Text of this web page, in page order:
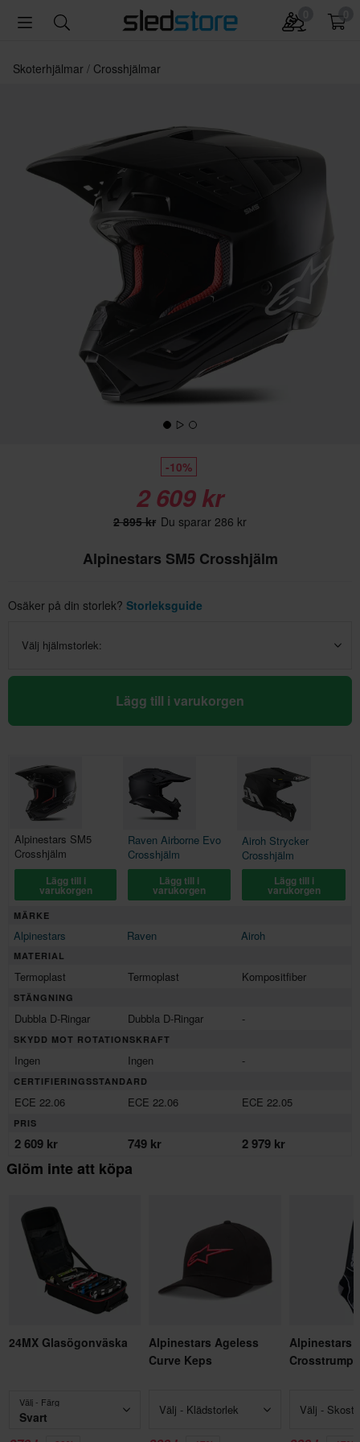
Skoterhjälmar Crosshjälmar
-10%
2 609 kr
2 895 kr Du sparar 286 kr
Alpinestars SM5 Crosshjälm
Osäker på din storlek? Storleksguide
Välj hjälmstorlek:
Lägg till i varukorgen
Alpinestars SM5
Crosshjälm
Raven Airborne Evo
Crosshjälm
Airoh Strycker
Crosshjälm
Lägg till i
varukorgen
Lägg till i
varukorgen
Lägg till i
varukorgen
MÄRKE
Alpinestars Raven Airoh
MATERIAL
Termoplast Termoplast Kompositfiber
STÄNGNING
Dubbla D-Ringar Dubbla D-Ringar -
SKYDD MOT ROTATIONSKRAFT
Ingen Ingen -
CERTIFIERINGSSTANDARD
ECE 22.06 ECE 22.06 ECE 22.05
PRIS
2 609 kr 749 kr 2 979 kr
Glöm inte att köpa
24MX Glasögonväska
Välj - Färg
Svart
Alpinestars Ageless
Curve Keps
Välj - Klädstorlek
Alpinestars
Välj -